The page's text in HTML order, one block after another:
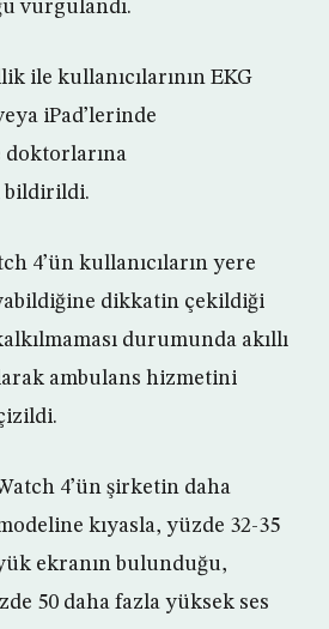
vurgulandı.
ile kullanıcılarının EKG
iPad’lerinde
doktorlarına
bildirildi.
4’ün kullanıcıların yere
dikkatin çekildiği
durumunda akıllı
ambulans hizmetini
4’ün şirketin daha
kıyasla, yüzde 32-35
ekranın bulunduğu,
50 daha fazla yüksek ses